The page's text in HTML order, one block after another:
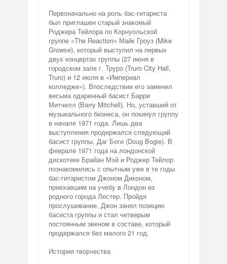
Первоначально на роль бас-гитариста
был приглашен старый знакомый
Роджера Тейлора по Корнуольской
группе «The Reaction» Майк Гроуз (Mike
Growse), который выступил на первых
двух концертах группы (27 июня в
городском зале г. Труро (Truro City Hall,
Truro) и 12 июля в «Империал
колледже»). Впоследствии его заменил
весьма одаренный басист Барри
Митчелл (Barry Mitchell). Но, уставший от
музыкального бизнеса, он покинул группу
в начале 1971 года. Лишь два
выступления продержался следующий
басист группы, Даг Боги (Doug Bogie). В
феврале 1971 года на лондонской
дискотеке Брайан Мэй и Роджер Тейлор
познакомились с опытным уже в те годы
бас-гитаристом Джоном Диконом,
приехавшим на учебу в Лондон из
родного города Лестер. Пройдя
прослушивание, Джон занял позицию
басиста группы и стал четверым
постоянным звеном в составе, который
продержался без малого 21 год.
История творчества